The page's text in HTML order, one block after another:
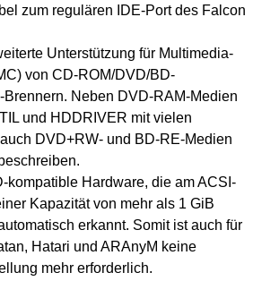
zum regulären IDE-Port des Falcon
Unterstützung für Multimedia-
von CD-ROM/DVD/BD-
Brennern. Neben DVD-RAM-Medien
und HDDRIVER mit vielen
DVD+RW- und BD-RE-Medien
kompatible Hardware, die am ACSI-
Kapazität von mehr als 1 GiB
erkannt. Somit ist auch für
Hatari und ARAnyM keine
mehr erforderlich.